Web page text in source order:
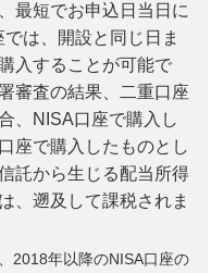
最短でお申込日当日に
は、開設と同じ日ま
入することが可能で
審査の結果、二重口座
、NISA口座で購入し
座で購入したものとし
託から生じる配当所得
、遡及して課税されま
2018年以降のNISA口座の